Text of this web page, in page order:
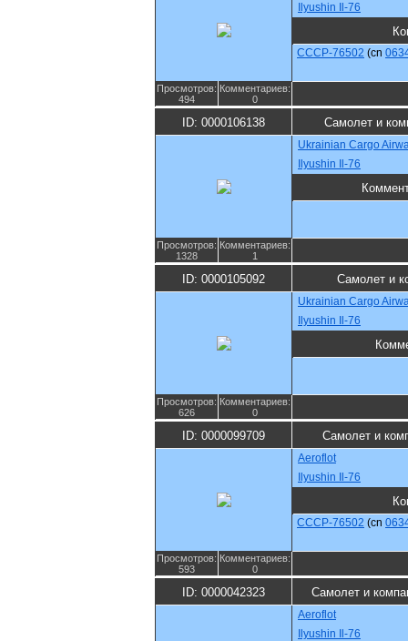
Ilyushin Il-76
CCCP-76502 (cn
Просмотров:
494
Комментариев:
0
ID: 0000106138 Самолет и
Ukrainian Cargo
Ilyushin Il-76
Просмотров:
1328
Комментариев:
1
ID: 0000105092 Самолет и
Ukrainian Cargo
Ilyushin Il-76
Просмотров:
626
Комментариев:
0
ID: 0000099709 Самолет и
Aeroflot
Ilyushin Il-76
CCCP-76502 (cn
Просмотров:
593
Комментариев:
0
ID: 0000042323 Самолет и
Aeroflot
Ilyushin Il-76